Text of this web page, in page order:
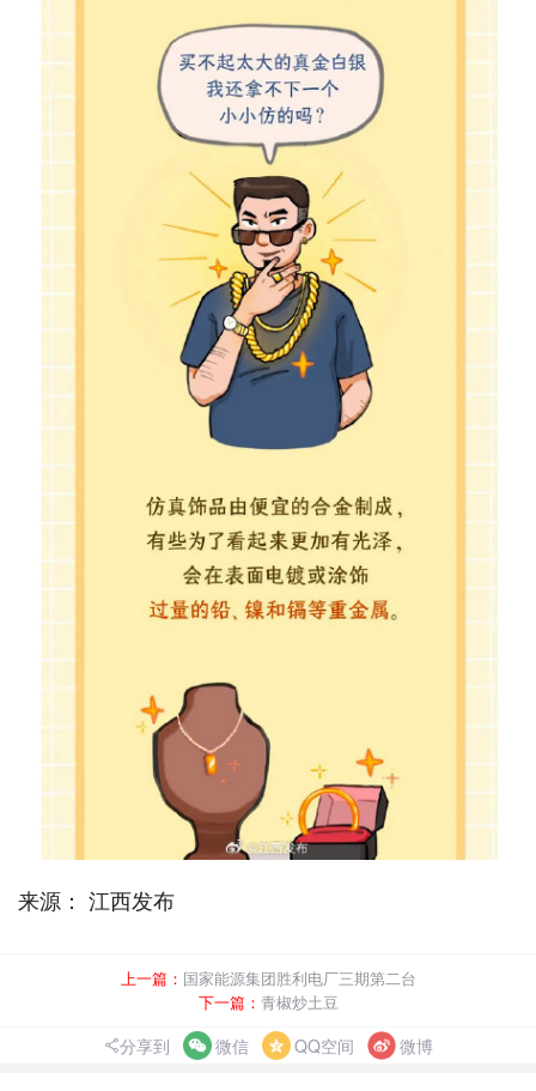
来源： 江西发布
上一篇： 国家能源集团胜利电厂三期第二台
下一篇： 青椒炒土豆
分享到 微信 QQ空间 微博